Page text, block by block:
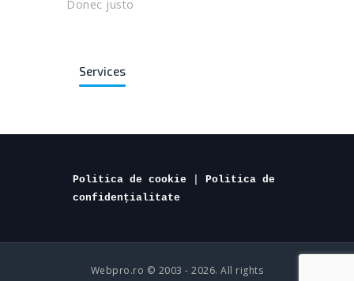
Donec justo
Services
Politica de cookie
Politica de
confidențialitate
Webpro.ro © 2003 - 2026. All rights